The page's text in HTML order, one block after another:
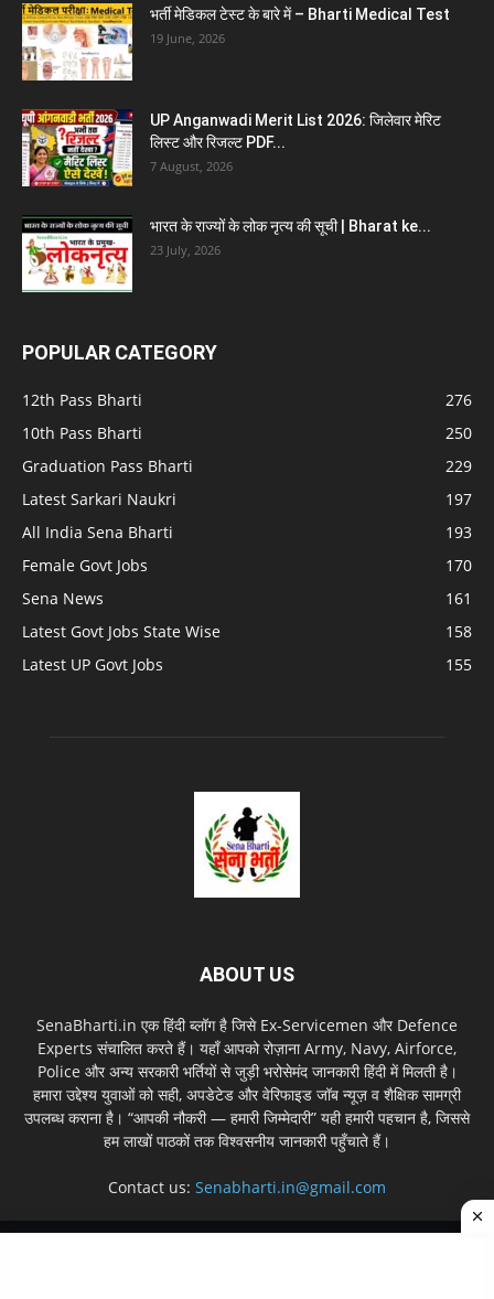
भर्ती मेडिकल टेस्ट के बारे में – Bharti Medical Test
19 June, 2026
UP Anganwadi Merit List 2026: जिलेवार मेरिट
लिस्ट और रिजल्ट PDF...
7 August, 2026
भारत के राज्यों के लोक नृत्य की सूची | Bharat ke...
23 July, 2026
POPULAR CATEGORY
12th Pass Bharti
276
10th Pass Bharti
250
Graduation Pass Bharti
229
Latest Sarkari Naukri
197
All India Sena Bharti
193
Female Govt Jobs
170
Sena News
161
Latest Govt Jobs State Wise
158
Latest UP Govt Jobs
155
ABOUT US
SenaBharti.in एक हिंदी ब्लॉग है जिसे Ex‑Servicemen और Defence
Experts संचालित करते हैं। यहाँ आपको रोज़ाना Army, Navy, Airforce,
Police और अन्य सरकारी भर्तियों से जुड़ी भरोसेमंद जानकारी हिंदी में मिलती है।
हमारा उद्देश्य युवाओं को सही, अपडेटेड और वेरिफाइड जॉब न्यूज़ व शैक्षिक सामग्री
उपलब्ध कराना है। “आपकी नौकरी — हमारी जिम्मेदारी” यही हमारी पहचान है, जिससे
हम लाखों पाठकों तक विश्वसनीय जानकारी पहुँचाते हैं।
Contact us: Senabharti.in@gmail.com